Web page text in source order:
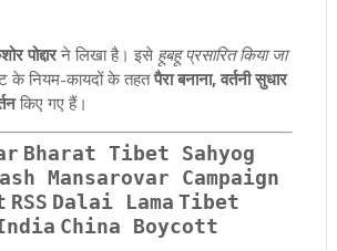
पोद्दारने लिखा है। इसे हूबहू प्रसारित किया जा
के नियम-कायदों के तहतपैरा बनाना, वर्तनी सुधार
किए गए हैं।
Bharat Tibet Sahyog
Mansarovar Campaign
RSS Dalai Lama Tibet
China Boycott